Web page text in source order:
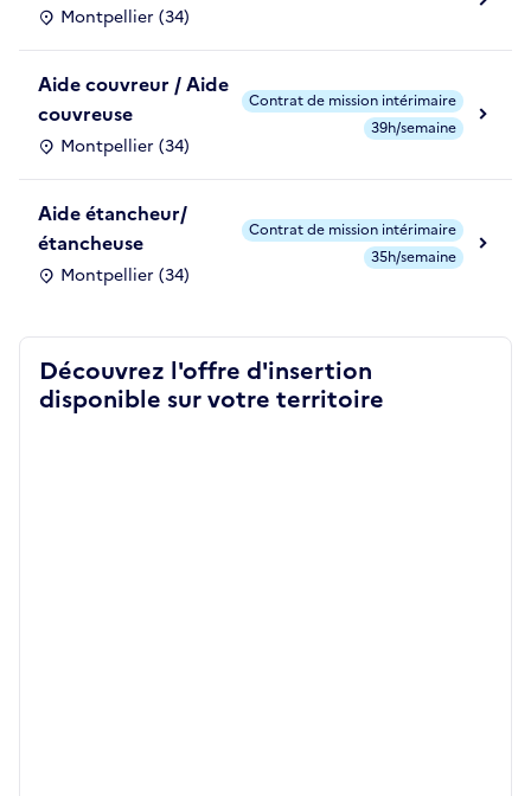
Montpellier (34)
Aide couvreur / Aide
couvreuse
Montpellier (34)
Contrat de mission intérimaire
39h/semaine
Aide étancheur/
étancheuse
Montpellier (34)
Contrat de mission intérimaire
35h/semaine
Découvrez l'offre d'insertion
disponible sur votre territoire